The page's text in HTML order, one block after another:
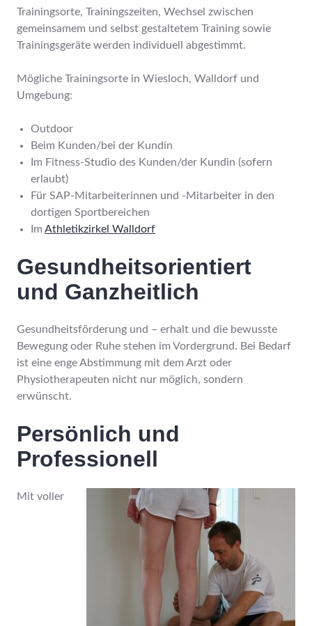
Trainingsorte, Trainingszeiten, Wechsel zwischen
gemeinsamem und selbst gestaltetem Training sowie
Trainingsgeräte werden individuell abgestimmt.
Mögliche Trainingsorte in Wiesloch, Walldorf und
Umgebung:
Outdoor
Beim Kunden/bei der Kundin
Im Fitness-Studio des Kunden/der Kundin (sofern
erlaubt)
Für SAP-Mitarbeiterinnen und -Mitarbeiter in den
dortigen Sportbereichen
Im Athletikzirkel Walldorf
Gesundheitsorientiert
und Ganzheitlich
Gesundheitsförderung und – erhalt und die bewusste
Bewegung oder Ruhe stehen im Vordergrund. Bei Bedarf
ist eine enge Abstimmung mit dem Arzt oder
Physiotherapeuten nicht nur möglich, sondern
erwünscht.
Persönlich und
Professionell
Mit voller